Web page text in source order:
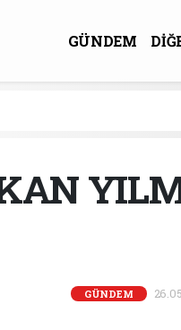
GÜNDEM
GÜNDEM